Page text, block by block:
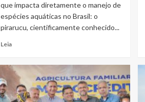
que impacta diretamente o manejo de
espécies aquáticas no Brasil: o
pirarucu, cientificamente conhecido...
Leia